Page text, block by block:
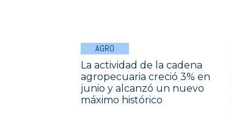
AGRO
La actividad de la cadena
agropecuaria creció 3% en
junio y alcanzó un nuevo
máximo histórico